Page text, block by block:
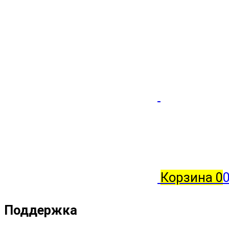
Корзина 0
Поддержка